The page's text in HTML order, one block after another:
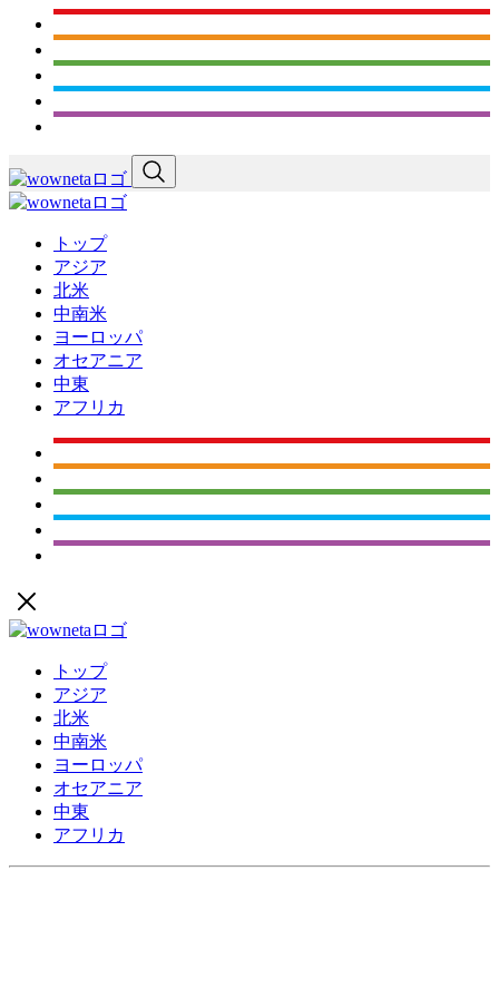
トップ
アジア
北米
中南米
ヨーロッパ
オセアニア
中東
アフリカ
トップ
アジア
北米
中南米
ヨーロッパ
オセアニア
中東
アフリカ